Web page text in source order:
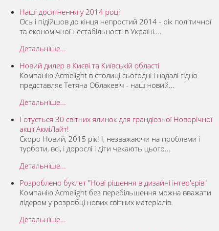
Наші досягнення у 2014 році
Ось і підійшов до кінця непростий 2014 - рік політичної
та економічної нестабільності в Україні....
Детальніше...
Новий дилер в Києві та Київській області
Компанію Acmelight в столиці сьогодні і надалі гідно
представляє Тетяна Облакевіч - наш новий...
Детальніше...
Готується 30 світних ялинок для грандіозної Новорічної
акції АкміЛайт!
Скоро Новий, 2015 рік! І, незважаючи на проблеми і
турботи, всі, і дорослі і діти чекають цього...
Детальніше...
Розроблено буклет "Нові рішення в дизайні інтер'єрів"
Компанію Acmelight без перебільшення можна вважати
лідером у розробці нових світних матеріалів.
Детальніше...